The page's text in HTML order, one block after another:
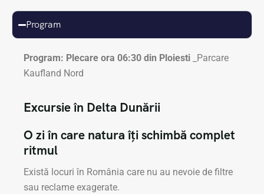
Program
Program: Plecare ora 06:30 din Ploiesti _Parcare
Kaufland Nord
Excursie în Delta Dunării
O zi în care natura îți schimbă complet
ritmul
Există locuri în România care nu au nevoie de filtre
sau reclame exagerate.